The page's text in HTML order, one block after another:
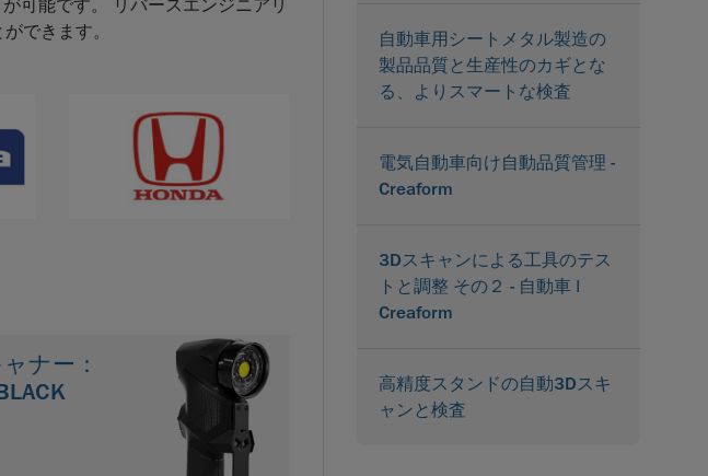
可能です。 リバースエンジニアリ
できます。
ナー：
自動車用シートメタル製造の
製品品質と生産性のカギとな
る、よりスマートな検査
電気自動車向け自動品質管理 -
Creaform
3Dスキャンによる工具のテス
トと調整 その２ - 自動車 |
Creaform
高精度スタンドの自動3Dスキ
ャンと検査